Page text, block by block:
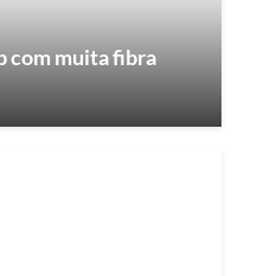
com muita fibra